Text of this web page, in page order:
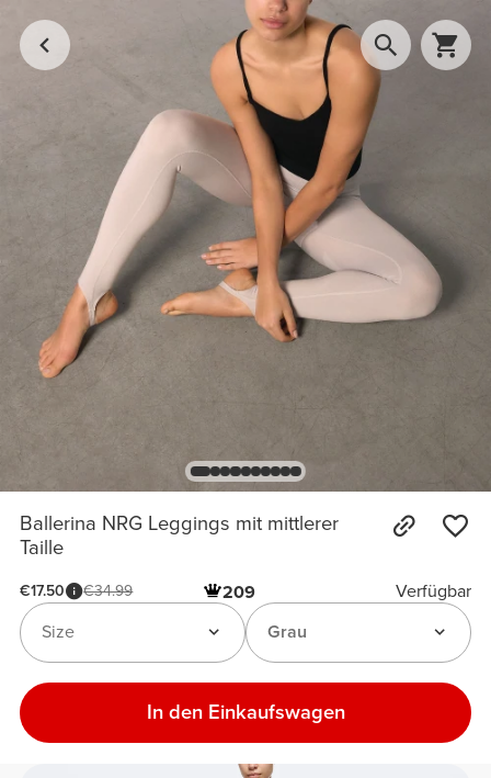
Ballerina NRG Leggings mit mittlerer
Taille
€17.50 €34.99 209
Verfügbar
Grau
Size
In den Einkaufswagen